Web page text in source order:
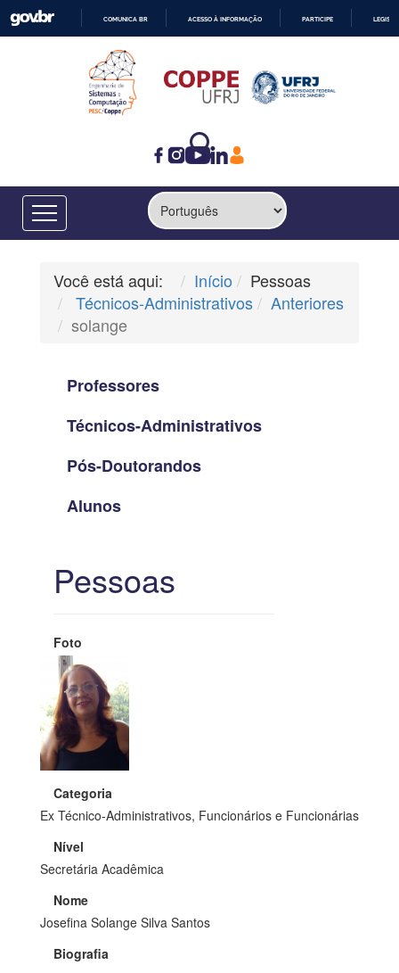
CONTEÚDO
COMUNICA BR ACESSO À INFORMAÇÃO PARTICIPE
Você está aqui: Início
Pessoas
Técnicos-Administrativos
Anteriores
solange
Professores
Técnicos-Administrativos
Pós-Doutorandos
Alunos
Pessoas
Foto
Categoria
Ex Técnico-Administrativos, Funcionários e Funcionárias
Nível
Secretária Acadêmica
Nome
Josefina Solange Silva Santos
Biografia